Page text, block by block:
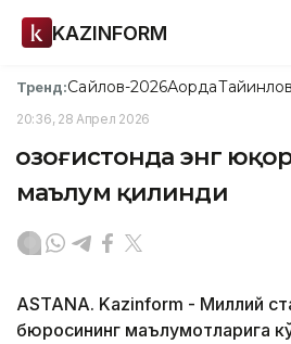
KAZINFORM
Тренд:Сайлов-2026Ақорда
20:36, 28 Апрел 2026
Қозоғистонда энг
маълум қилинди
ASTANA. Kazinform - Миллий
бюросининг маълумотларига